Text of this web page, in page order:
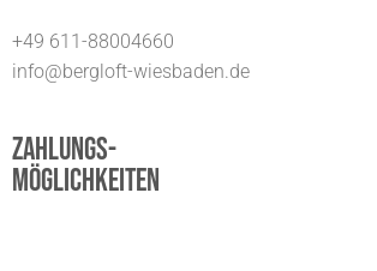
+49 611-88004660
info@bergloft-wiesbaden.de
Zahlungs-
möglichkeiten